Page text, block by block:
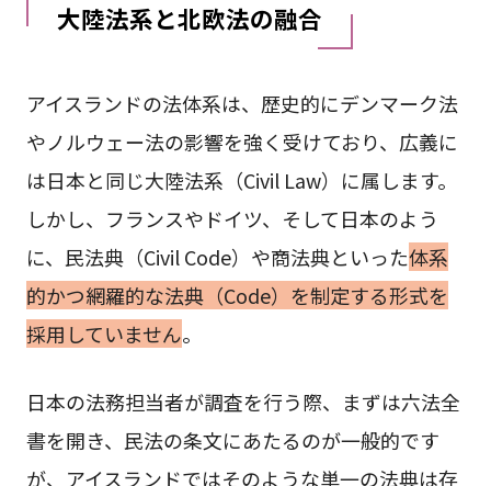
大陸法系と北欧法の融合
アイスランドの法体系は、歴史的にデンマーク法
やノルウェー法の影響を強く受けており、広義に
は日本と同じ大陸法系（Civil Law）に属します。
しかし、フランスやドイツ、そして日本のよう
に、民法典（Civil Code）や商法典といった体系
的かつ網羅的な法典（Code）を制定する形式を
採用していません。
日本の法務担当者が調査を行う際、まずは六法全
書を開き、民法の条文にあたるのが一般的です
が、アイスランドではそのような単一の法典は存